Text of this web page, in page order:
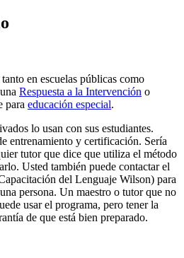
en escuelas públicas como
Respuesta a la Intervención o
para educación especial.
lo usan con sus estudiantes.
entrenamiento y certificación. Sería
tutor que dice que utiliza el método
Usted también puede contactar el
del Lenguaje Wilson) para
persona. Un maestro o tutor que no
usar el programa, pero tener la
de que está bien preparado.